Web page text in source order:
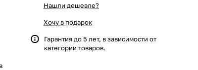
Нашли дешевле?
Хочу в подарок
Гарантия до 5 лет, в зависимости от
категории товаров.